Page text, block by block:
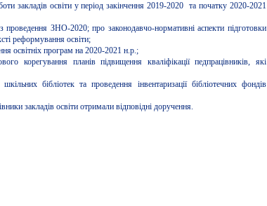
закладів освіти у період закінчення 2019-2020 та початку 2020-2021
з проведення ЗНО-2020; про законодавчо-нормативні аспекти підготовки
реформування освіти;
освітніх програм на 2020-2021 н.р.;
корегування планів підвищення кваліфікації педпрацівників, які
бібліотек та проведення інвентаризації бібліотечних фондів
закладів освіти отримали відповідні доручення.